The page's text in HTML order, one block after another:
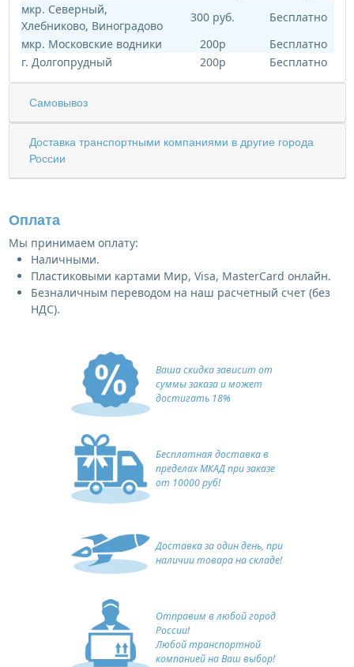
мкр. Северный,
Хлебниково, Виноградово
300 руб.
Бесплатно
мкр. Московские водники
200р
Бесплатно
г. Долгопрудный
200р Бесплатно
Самовывоз
Доставка транспортными компаниями в другие города
России
Оплата
Мы принимаем оплату:
Наличными.
Пластиковыми картами Мир, Visa, MasterCard онлайн.
Безналичным переводом на наш расчетный счет (без
НДС).
Ваша скидка зависит от
суммы заказа и может
достигать 18%
Бесплатная доставка в
пределах МКАД при заказе
от 10000 руб!
Доставка за один день, при
наличии товара на складе!
Отправим в любой город
России!
Любой транспортной
компанией на Ваш выбор!